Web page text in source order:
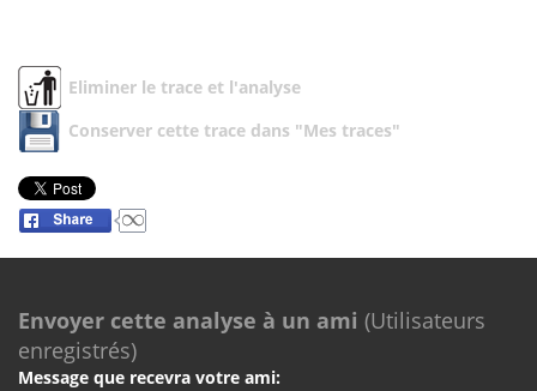
Eliminer le trace et l'analyse
Conserver cette trace dans "Mes traces"
Envoyer cette analyse à un ami (Utilisateurs
enregistrés)
Message que recevra votre ami: